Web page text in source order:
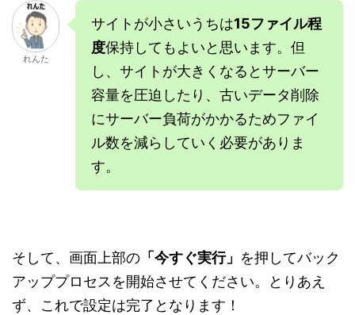
れんた
サイトが小さいうちは15ファイル程
度保持してもよいと思います。但
し、サイトが大きくなるとサーバー
容量を圧迫したり、古いデータ削除
にサーバー負荷がかかるためファイ
ル数を減らしていく必要がありま
す。
そして、画面上部の 「今すぐ実行」 を押してバック
アッププロセスを開始させてください。とりあえ
ず、これで設定は完了となります！